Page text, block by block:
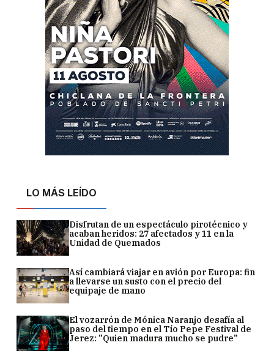
LO MÁS LEÍDO
Disfrutan de un espectáculo pirotécnico y
acaban heridos: 27 afectados y 11 en la
Unidad de Quemados
Así cambiará viajar en avión por Europa: fin
a llevarse un susto con el precio del
equipaje de mano
El vozarrón de Mónica Naranjo desafía al
paso del tiempo en el Tío Pepe Festival de
Jerez: "Quien madura mucho se pudre"